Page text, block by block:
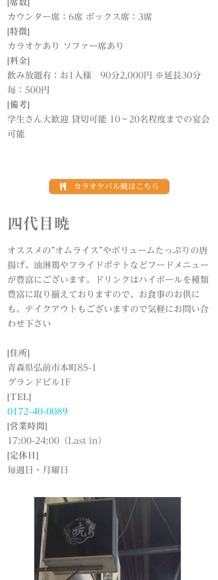
[席数]
カウンター席：6席 ボックス席：3席
[特徴]
カラオケあり ソファー席あり
[料金]
飲み放題有：お1人様 90分2,000円 ※延長30分
毎：500円
[備考]
学生さん大歓迎 貸切可能 10～20名程度までの宴会
可能
カラオケバル暁はこちら
四代目暁
オススメの”オムライス”やボリュームたっぷりの唐
揚げ、油淋鶏やフライドポテトなどフードメニュー
が豊富にございます。ドリンクはハイボールを種類
豊富に取り揃えておりますので、お食事のお供に
も。テイクアウトもございますので気軽にお問い合
わせ下さい
[住所]
青森県弘前市本町85-1
グランドビル1F
[TEL]
0172-40-0089
[営業時間]
17:00-24:00（Last in）
[定休日]
毎週日・月曜日